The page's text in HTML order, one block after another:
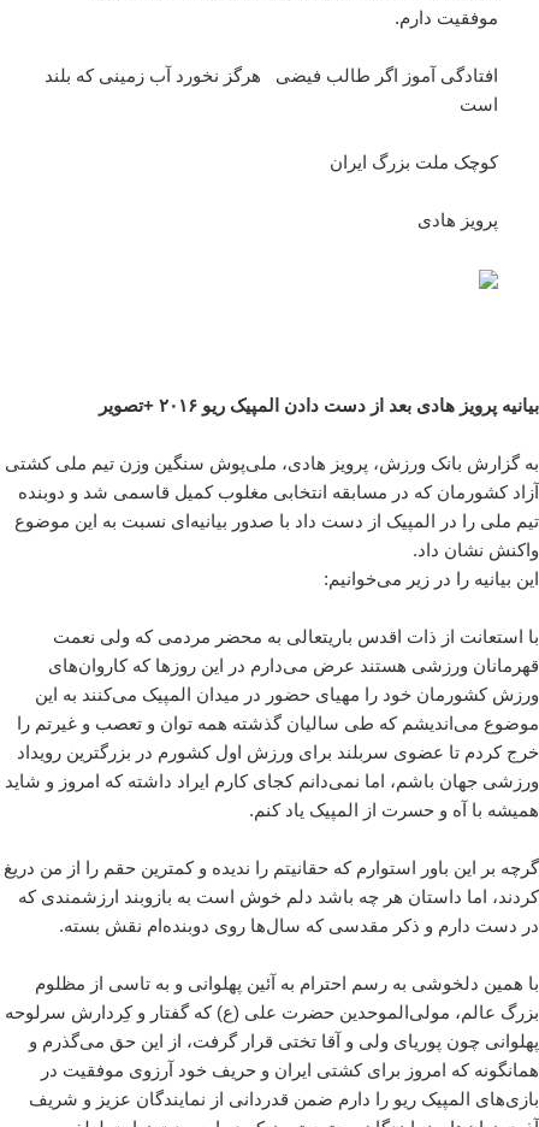
موفقیت دارم.
افتادگی آموز اگر طالب فیضی هرگز نخورد آب زمینی که بلند
است
کوچک ملت بزرگ ایران
پرویز هادی
بیانیه پرویز هادی بعد از دست دادن المپیک ریو ۲۰۱۶ +تصویر
به گزارش بانک ورزش، پرویز هادی، ملی‌پوش سنگین وزن تیم ملی کشتی
آزاد کشورمان که در مسابقه انتخابی مغلوب کمیل قاسمی شد و دوبنده
تیم ملی را در المپیک از دست داد با صدور بیانیه‌ای نسبت به این موضوع
واکنش نشان داد.
این بیانیه را در زیر می‌خوانیم:
با استعانت از ذات اقدس باریتعالی به محضر مردمی که ولی نعمت
قهرمانان ورزشی هستند عرض می‌دارم در این روزها که کاروان‌های
ورزش کشورمان خود را مهیای حضور در میدان المپیک می‌کنند به این
موضوع می‌اندیشم که طی سالیان گذشته همه توان و تعصب و غیرتم را
خرج کردم تا عضوی سربلند برای ورزش اول کشورم در بزرگترین رویداد
ورزشی جهان باشم، اما نمی‌دانم کجای کارم ایراد داشته که امروز و شاید
همیشه با آه و حسرت از المپیک یاد کنم.
گرچه بر این باور استوارم که حقانیتم را ندیده و کمترین حقم را از من دریغ
کردند، اما داستان هر چه باشد دلم خوش است به بازوبند ارزشمندی که
در دست دارم و ذکر مقدسی که سال‌ها روی دوبنده‌ام نقش بسته.
با همین دلخوشی به رسم احترام به آئین پهلوانی و به تاسی از مظلوم
بزرگ عالم، مولی‌الموحدین حضرت علی (ع) که گفتار و کِردارش سرلوحه
پهلوانی چون پوریای ولی و آقا تختی قرار گرفت، از این حق می‌گذرم و
همانگونه که امروز برای کشتی ایران و حریف خود آرزوی موفقیت در
بازی‌های المپیک ریو را دارم ضمن قدردانی از نمایندگان عزیز و شریف